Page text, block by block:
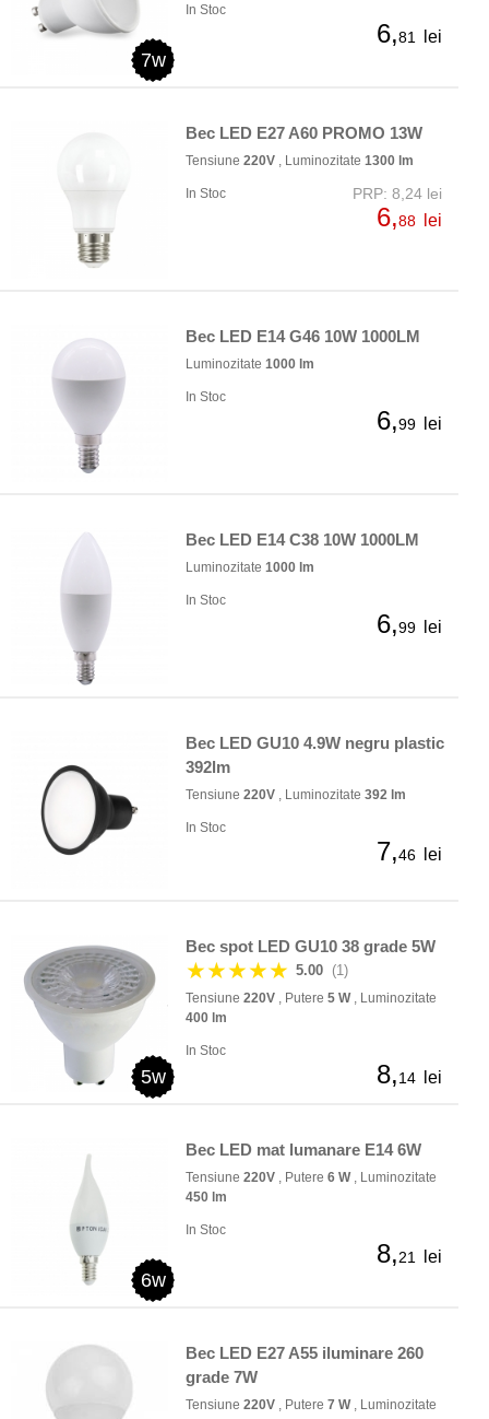
7w
In Stoc
6,81 lei
Bec LED E27 A60 PROMO 13W
Tensiune 220V , Luminozitate 1300 lm
In Stoc PRP: 8,24 lei
6,88 lei
Bec LED E14 G46 10W 1000LM
Luminozitate 1000 lm
In Stoc
6,99 lei
Bec LED E14 C38 10W 1000LM
Luminozitate 1000 lm
In Stoc
6,99 lei
Bec LED GU10 4.9W negru plastic
392lm
Tensiune 220V , Luminozitate 392 lm
In Stoc
7,46 lei
5w
Bec spot LED GU10 38 grade 5W
★★★★★ 5.00 (1)
Tensiune 220V , Putere 5 W, Luminozitate
400 lm
In Stoc
8,14 lei
6w
Bec LED mat lumanare E14 6W
Tensiune 220V , Putere 6 W, Luminozitate
450 lm
In Stoc
8,21 lei
Bec LED E27 A55 iluminare 260
grade 7W
Tensiune 220V , Putere 7 W, Luminozitate